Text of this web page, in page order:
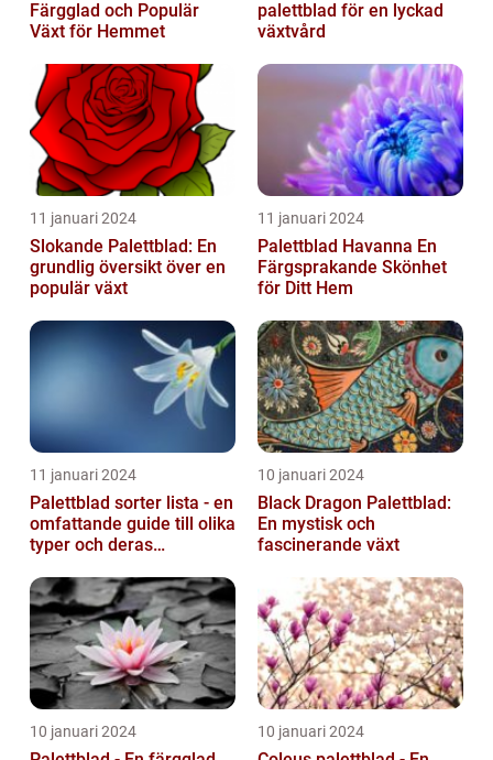
Färgglad och Populär
Växt för Hemmet
palettblad för en lyckad
växtvård
11 januari 2024
Slokande Palettblad: En
grundlig översikt över en
populär växt
11 januari 2024
Palettblad Havanna En
Färgsprakande Skönhet
för Ditt Hem
11 januari 2024
Palettblad sorter lista - en
omfattande guide till olika
typer och deras
10 januari 2024
Black Dragon Palettblad:
En mystisk och
fascinerande växt
10 januari 2024 10 januari 2024